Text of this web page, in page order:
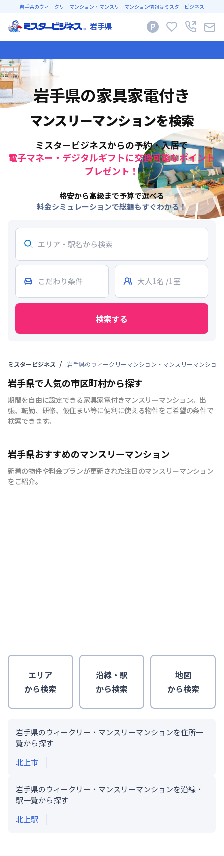
岩手県のウィークリーマンション・マンスリーマンション情報はミスタービジネス
岩手県
岩手県の家具家電付き
マンスリーマンションを検索
ミスタービジネスからの予約・入居で
電子マネー・デジタルギフトに交換可能なポイント
プレゼント！
格安から高級まで予算で選べる
料金シミュレーションで総額もすぐわかる！
検索する
ミスタービジネス 岩手県のウィークリーマンション・マンスリーマンショ
岩手県で人気の市区町村から探す
期間を自由に設定できる家具家電付きマンスリーマンション。出
張、転勤、研修、仮住まい等に便利に使える物件をご希望の条件で
検索できます。
岩手県おすすめのマンスリーマンション
新着の物件や料金プランが更新された注目のマンスリーマンション
をご紹介。
エリア
から検索
沿線・駅
から検索
地図
から検索
岩手県のウィークリー・マンスリーマンションを住所一
覧から探す
北上市
岩手県のウィークリー・マンスリーマンションを沿線・
駅一覧から探す
北上駅